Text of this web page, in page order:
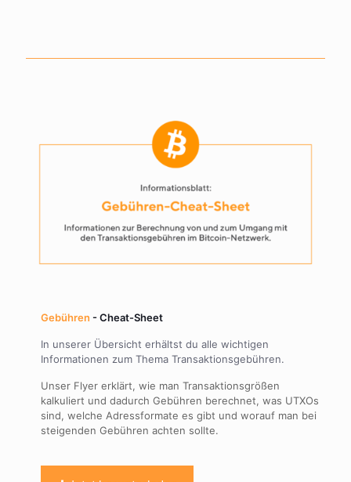
Gebühren- Cheat-Sheet
In unserer Übersicht erhältst du alle wichtigen
Informationen zum Thema Transaktionsgebühren.
Unser Flyer erklärt, wie man Transaktionsgrößen
kalkuliert und dadurch Gebühren berechnet, was UTXOs
sind, welche Adressformate es gibt und worauf man bei
steigenden Gebühren achten sollte.